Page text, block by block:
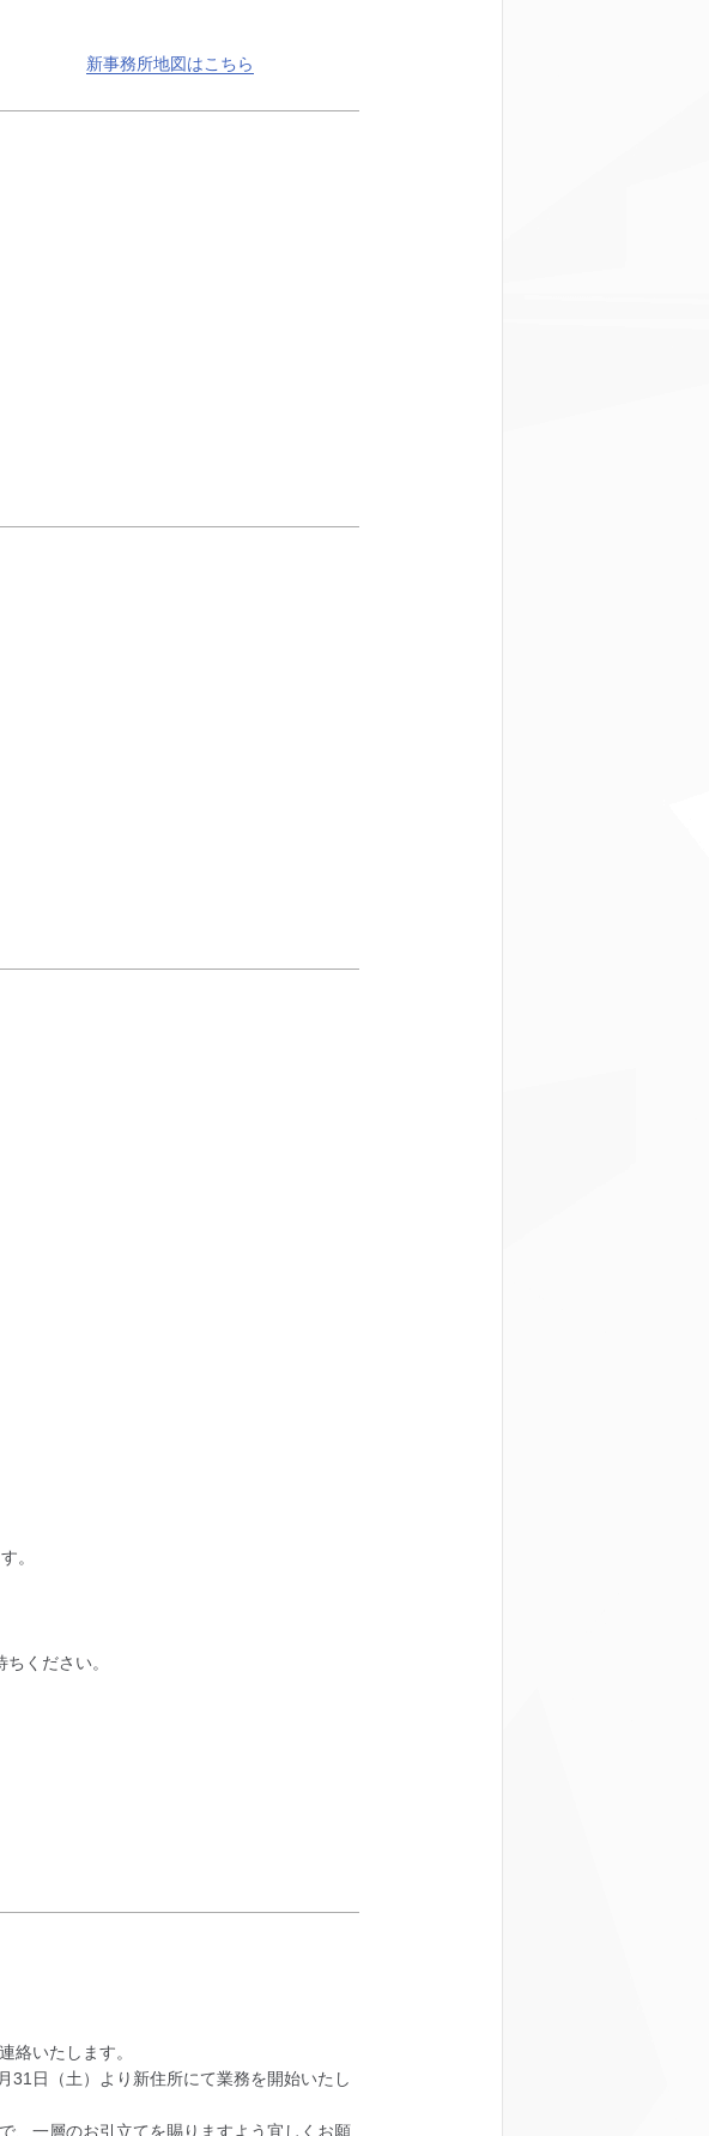
新事務所地図はこちら
。
ください。
絡いたします。
31日（土）より新住所にて業務を開始いたし
、一層のお引立てを賜りますよう宜しくお願